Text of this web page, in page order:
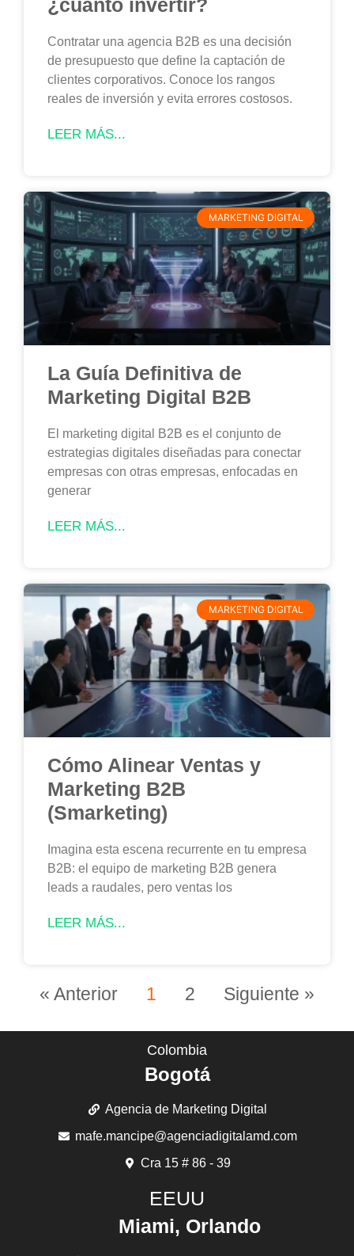
¿cuánto invertir?
Contratar una agencia B2B es una decisión
de presupuesto que define la captación de
clientes corporativos. Conoce los rangos
reales de inversión y evita errores costosos.
LEER MÁS...
MARKETING DIGITAL
La Guía Definitiva de
Marketing Digital B2B
El marketing digital B2B es el conjunto de
estrategias digitales diseñadas para conectar
empresas con otras empresas, enfocadas en
generar
LEER MÁS...
MARKETING DIGITAL
Cómo Alinear Ventas y
Marketing B2B
(Smarketing)
Imagina esta escena recurrente en tu empresa
B2B: el equipo de marketing B2B genera
leads a raudales, pero ventas los
LEER MÁS...
« Anterior 1 2 Siguiente »
Colombia
Bogotá
Agencia de Marketing Digital
mafe.mancipe@agenciadigitalamd.com
Cra 15 # 86 - 39
EEUU
Miami, Orlando